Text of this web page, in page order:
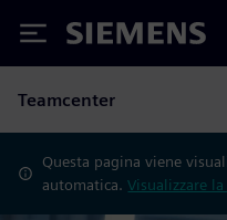
Siemens
Teamcenter
Questa pagina viene
automatica.Visualizzare